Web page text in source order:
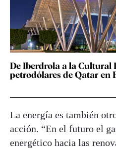
De Iberdrola a la Cultural
petrodólares de Qatar en
La energía es también
acción. “En el futuro el
energético hacia las